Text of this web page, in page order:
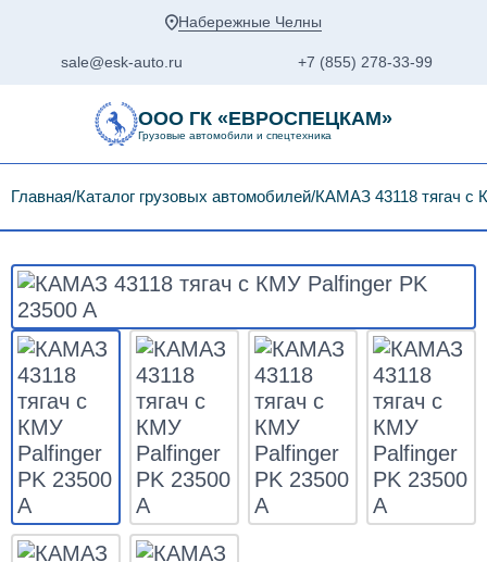
Набережные Челны
sale@esk-auto.ru +7 (855) 278-33-99
ООО ГК «ЕВРОСПЕЦКАМ»
Грузовые автомобили и спецтехника
Главная Каталог грузовых автомобилей КАМАЗ 43118 тягач с